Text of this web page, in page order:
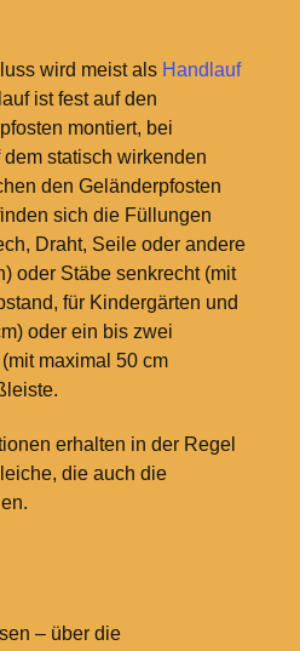
wird meist als Handlauf
ist fest auf den
montiert, bei
statisch wirkenden
den Geländerpfosten
sich die Füllungen
Draht, Seile oder andere
oder Stäbe senkrecht (mit
für Kindergärten und
oder ein bis zwei
maximal 50 cm
erhalten in der Regel
die auch die
– über die